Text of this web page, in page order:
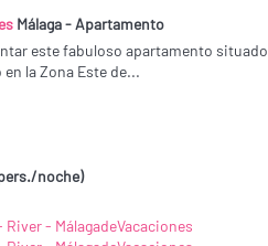
Málaga -Apartamento
este fabuloso apartamento situado
la Zona Este de...
noche)